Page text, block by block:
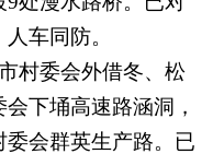
车同防。
委会外借冬、松
下埇高速路涵洞，
会群英生产路。已